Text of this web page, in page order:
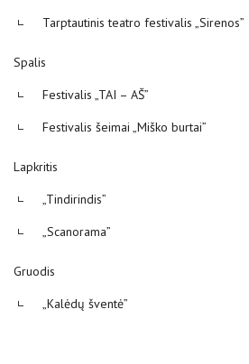
Tarptautinis teatro festivalis „Sirenos”
Spalis
Festivalis „TAI – AŠ”
Festivalis šeimai „Miško burtai”
Lapkritis
„Tindirindis”
„Scanorama”
Gruodis
„Kalėdų šventė”